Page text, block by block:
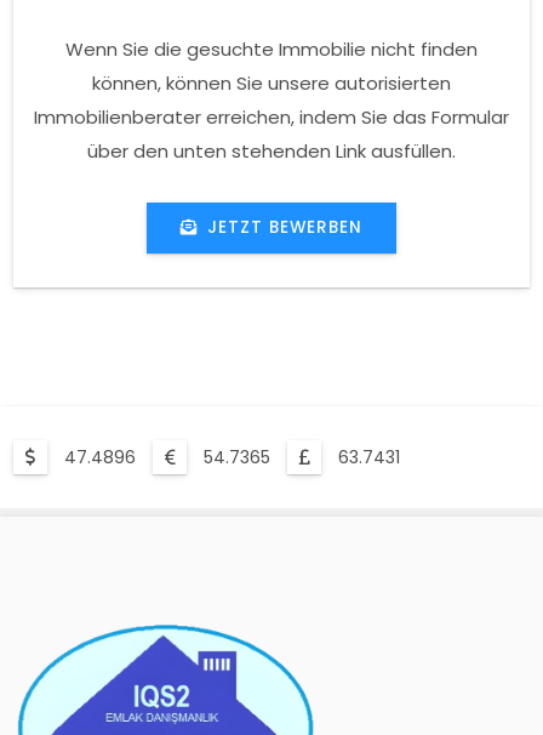
Wenn Sie die gesuchte Immobilie nicht finden
können, können Sie unsere autorisierten
Immobilienberater erreichen, indem Sie das Formular
über den unten stehenden Link ausfüllen.
JETZT BEWERBEN
47.4896 54.7365 63.7431